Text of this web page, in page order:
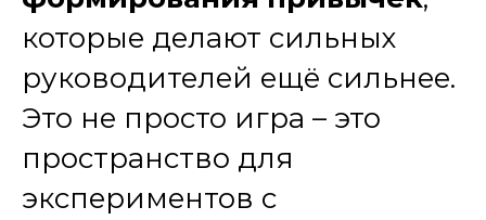
которые делают сильных
руководителей ещё сильнее.
Это не просто игра – это
пространство для
экспериментов с